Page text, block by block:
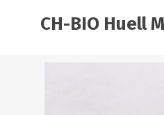
CH-BIO Huell